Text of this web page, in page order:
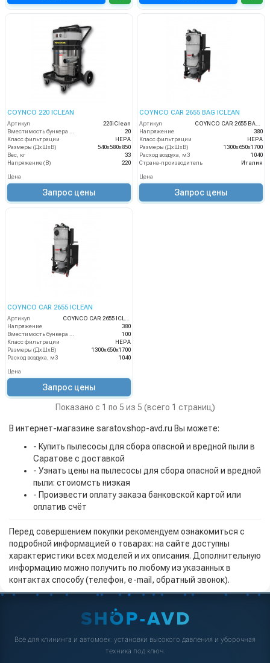
COYNCO 220 ICLEAN
Артикул
220iClean
Вместимость бункера (л)
20
Класс фильтрации
HEPA
Размеры (ДхШхВ)
540х580х850
Вес, кг
33
Напряжение (В)
220
Цена
Запрос цены
COYNCO CAR 2655 BAG ICLEAN
Артикул
COYNCO CAR 2655 BAG ICLEAN
Напряжение
380
Класс фильтрации
HEPA
Размеры (ДхШхВ)
1300х650х1700
Расход воздуха, м3
1040
Страна-производитель
Италия
Цена
Запрос цены
COYNCO CAR 2655 ICLEAN
Артикул
COYNCO CAR 2655 ICLEAN
Напряжение
380
Вместимость бункера (л)
100
Класс фильтрации
HEPA
Размеры (ДхШхВ)
1300х650х1700
Расход воздуха, м3
1040
Цена
Запрос цены
Показано с 1 по 5 из 5 (всего 1 страниц)
В интернет-магазине saratov.shop-avd.ru Вы можете:
- Купить пылесосы для сбора опасной и вредной пыли в
Саратове с доставкой
- Узнать цены на пылесосы для сбора опасной и вредной
пыли: стоиомсть низкая
- Произвести оплату заказа банковской картой или
оплатив счёт
Перед совершением покупки рекомендуем ознакомиться с
подробной информацией о товарах: на сайте доступны
характеристики всех моделей и их описания. Дополнительную
информацию можно получить по любому из указанных в
контактах способу (телефон, e-mail, обратный звонок).
Всё для клининга и автомоек: установки высокого давления и уборочная
техника под ключ.